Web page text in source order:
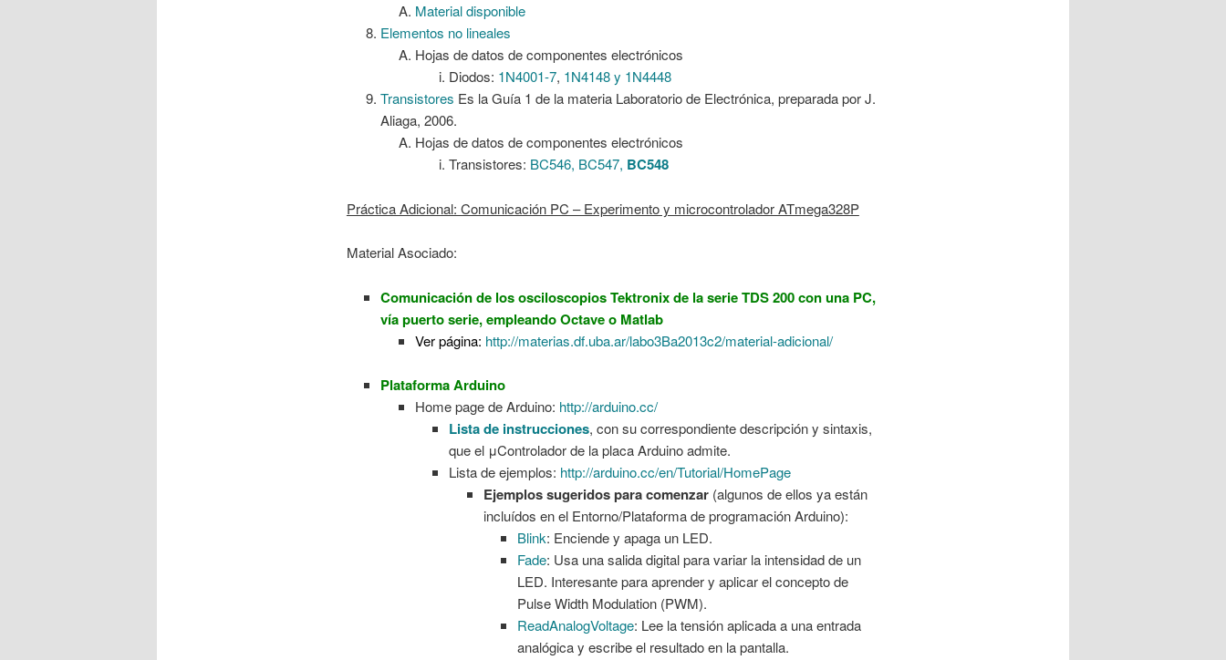
Material disponible
Elementos no lineales
Hojas de datos de componentes electrónicos
Diodos: 1N4001-7, 1N4148 y 1N4448
Transistores Es la Guía 1 de la materia Laboratorio de Electrónica, preparada por J.
Aliaga, 2006.
Hojas de datos de componentes electrónicos
Transistores: BC546, BC547, BC548
Práctica Adicional: Comunicación PC – Experimento y microcontrolador ATmega328P
Material Asociado:
Comunicación de los osciloscopios Tektronix de la serie TDS 200 con una PC,
vía puerto serie, empleando Octave o Matlab
Ver página: http://materias.df.uba.ar/labo3Ba2013c2/material-adicional/
Plataforma Arduino
Home page de Arduino: http://arduino.cc/
Lista de instrucciones, con su correspondiente descripción y sintaxis,
que el μControlador de la placa Arduino admite.
Lista de ejemplos: http://arduino.cc/en/Tutorial/HomePage
Ejemplos sugeridos para comenzar(algunos de ellos ya están
incluídos en el Entorno/Plataforma de programación Arduino):
Blink: Enciende y apaga un LED.
Fade: Usa una salida digital para variar la intensidad de un
LED. Interesante para aprender y aplicar el concepto de
Pulse Width Modulation (PWM).
ReadAnalogVoltage: Lee la tensión aplicada a una entrada
analógica y escribe el resultado en la pantalla.